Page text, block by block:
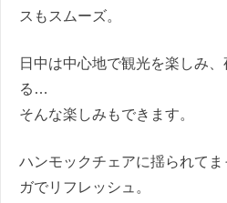
スもスムーズ。
日中は中心地で観光を楽しみ
る…
そんな楽しみもできます。
ハンモックチェアに揺られて
ガでリフレッシュ。